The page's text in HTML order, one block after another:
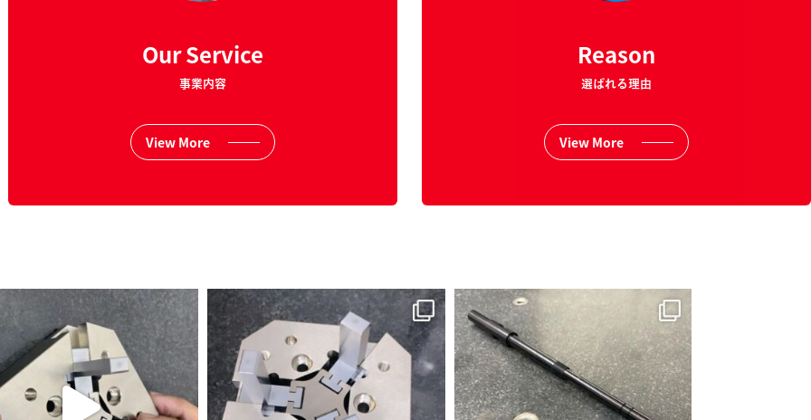
Our Service
事業内容
View More
Reason
選ばれる理由
View More